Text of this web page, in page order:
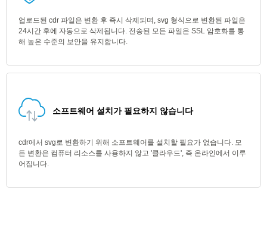
업로드된 cdr 파일은 변환 후 즉시 삭제되며, svg 형식으로 변환된 파일은
24시간 후에 자동으로 삭제됩니다. 전송된 모든 파일은 SSL 암호화를 통
해 높은 수준의 보안을 유지합니다.
소프트웨어 설치가 필요하지 않습니다
cdr에서 svg로 변환하기 위해 소프트웨어를 설치할 필요가 없습니다. 모
든 변환은 컴퓨터 리소스를 사용하지 않고 '클라우드', 즉 온라인에서 이루
어집니다.